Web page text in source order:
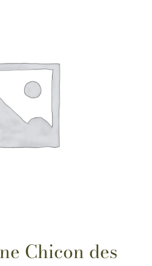
Chicon des